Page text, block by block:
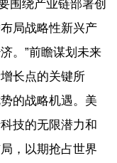
围绕产业链部署创
局战略性新兴产
。”前瞻谋划未来
长点的关键所
的战略机遇。美
技的无限潜力和
，以期抢占世界